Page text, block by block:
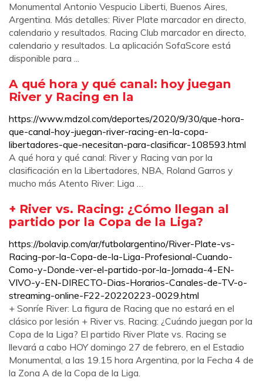
Monumental Antonio Vespucio Liberti, Buenos Aires,
Argentina. Más detalles: River Plate marcador en directo,
calendario y resultados. Racing Club marcador en directo,
calendario y resultados. La aplicación SofaScore está
disponible para ...
A qué hora y qué canal: hoy juegan
River y Racing en la
https://www.mdzol.com/deportes/2020/9/30/que-hora-
que-canal-hoy-juegan-river-racing-en-la-copa-
libertadores-que-necesitan-para-clasificar-108593.html
A qué hora y qué canal: River y Racing van por la
clasificación en la Libertadores, NBA, Roland Garros y
mucho más Atento River: Liga …
+ River vs. Racing: ¿Cómo llegan al
partido por la Copa de la Liga?
https://bolavip.com/ar/futbolargentino/River-Plate-vs-
Racing-por-la-Copa-de-la-Liga-Profesional-Cuando-
Como-y-Donde-ver-el-partido-por-la-Jornada-4-EN-
VIVO-y-EN-DIRECTO-Dias-Horarios-Canales-de-TV-o-
streaming-online-F22-20220223-0029.html
+ Sonríe River: La figura de Racing que no estará en el
clásico por lesión + River vs. Racing: ¿Cuándo juegan por la
Copa de la Liga? El partido River Plate vs. Racing se
llevará a cabo HOY domingo 27 de febrero, en el Estadio
Monumental, a las 19.15 hora Argentina, por la Fecha 4 de
la Zona A de la Copa de la Liga.